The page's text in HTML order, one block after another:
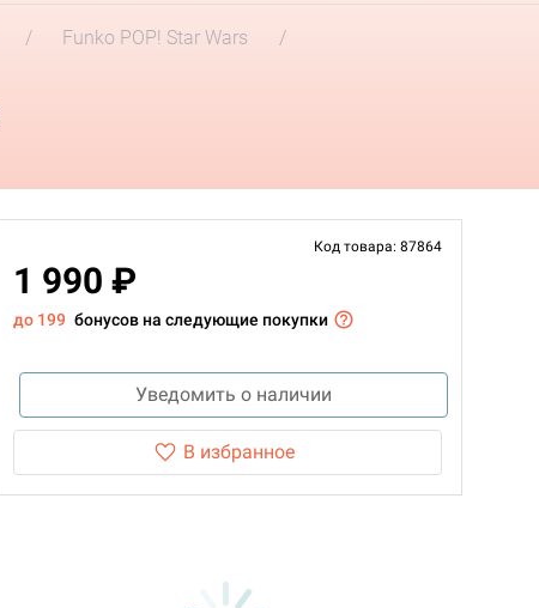
Funko POP! Star Wars
Код товара: 87864
1 990 ₽
до 199 бонусов на следующие покупки
Уведомить о наличии
В избранное